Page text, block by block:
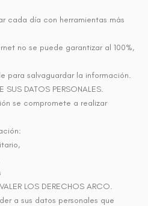
cada día con herramientas más
no se puede garantizar al 100%,
para salvaguardar la información.
SUS DATOS PERSONALES.
se compromete a realizar
LOS DERECHOS ARCO.
a sus datos personales que